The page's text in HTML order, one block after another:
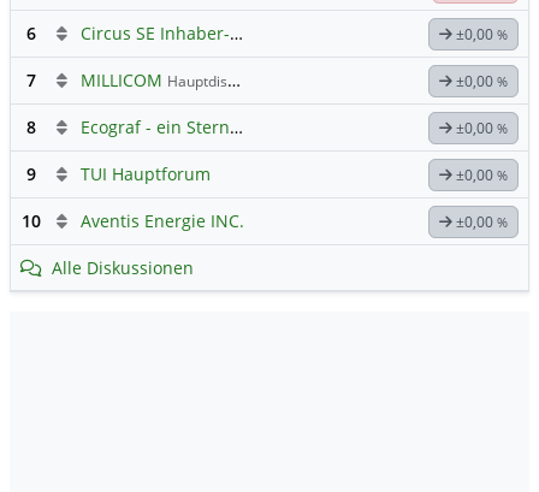
6 Circus SE Inhaber-Akt ±0,00 %
7 MILLICOM Hauptdiskussion ±0,00 %
8 Ecograf - ein Stern am Graphithimmel ±0,00 %
9 TUI Hauptforum ±0,00 %
10 Aventis Energie INC. ±0,00 %
Alle Diskussionen